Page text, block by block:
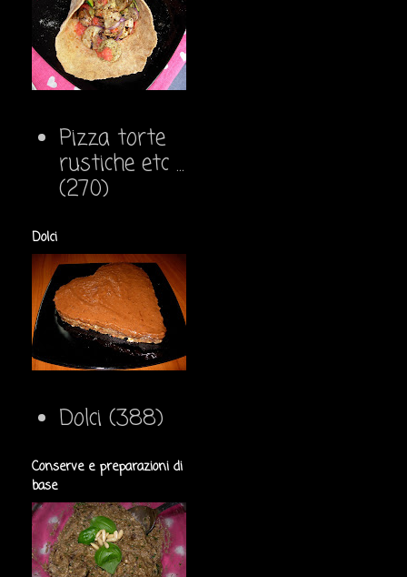
Pizza torte
rustiche etc ...
(270)
Dolci
Dolci (388)
Conserve e preparazioni di
base